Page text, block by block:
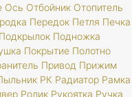
Ось Отбойник Отопитель
Передок Петля Печка
Подкрылок Подножка
Покрытие Полотно
Привод Прижим
РК Радиатор Рамка
Ролик Рукоятка Ручка